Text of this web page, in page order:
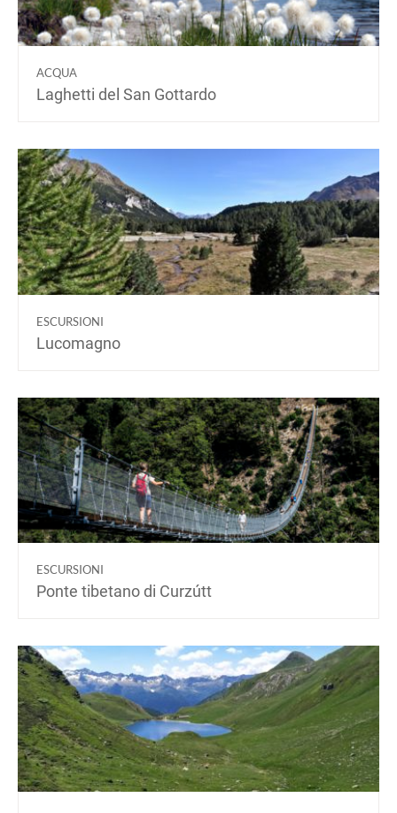
ACQUA
Laghetti del San Gottardo
ESCURSIONI
Lucomagno
ESCURSIONI
Ponte tibetano di Curzútt